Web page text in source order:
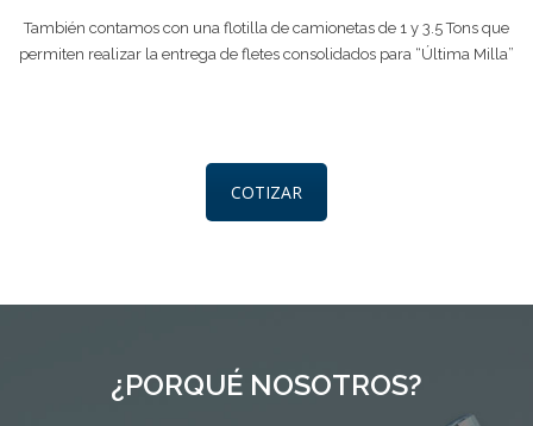
También contamos con una flotilla de camionetas de 1 y 3.5 Tons que
permiten realizar la entrega de fletes consolidados para “Última Milla”
COTIZAR
¿PORQUÉ NOSOTROS?